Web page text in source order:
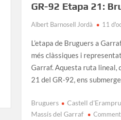
GR-92 Etapa 21:
Albert Barnosell Jordà 11
L’etapa de Bruguers a
més clàssiques i
Garraf. Aquesta ruta lineal,
21 del GR-92, ens
Bruguers Castell
Massís del Garraf
Comment